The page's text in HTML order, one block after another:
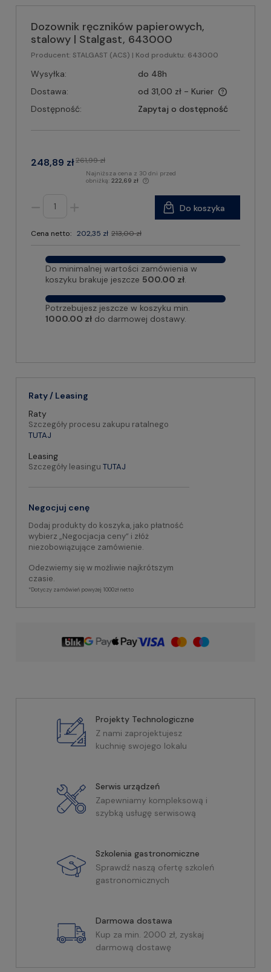
Dozownik ręczników papierowych,
stalowy | Stalgast, 643000
Producent: STALGAST (ACS) | Kod produktu: 643000
Wysyłka:
do 48h
Dostawa:
od 31,00 zł - Kurier
Dostępność:
Zapytaj o dostępność
248,89 zł261,99 zł
Najniższa cena z 30 dni przed
obniżką: 222,69 zł
Cena netto: 202,35 zł 213,00 zł
Do koszyka
Do minimalnej wartości zamówienia w
koszyku brakuje jeszcze 500.00 zł.
Potrzebujesz jeszcze w koszyku min.
1000.00 zł do darmowej dostawy.
Raty / Leasing
Raty
Szczegóły procesu zakupu ratalnego
TUTAJ
Leasing
Szczegóły leasingu TUTAJ
Negocjuj cenę
Dodaj produkty do koszyka, jako płatność
wybierz „Negocjacja ceny” i złóż
niezobowiązujące zamówienie.
Odezwiemy się w możliwie najkrótszym
czasie.
*Dotyczy zamówień powyżej 1000zł netto
Projekty Technologiczne
Z nami zaprojektujesz
kuchnię swojego lokalu
Serwis urządzeń
Zapewniamy kompleksową i
szybką usługę serwisową
Szkolenia gastronomiczne
Sprawdź naszą ofertę szkoleń
gastronomicznych
Darmowa dostawa
Kup za min. 2000 zł, zyskaj
darmową dostawę